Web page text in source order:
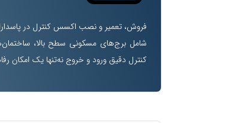
فروش، تعمیر و نصب اکسس کنترل در
شامل برج‌های مسکونی سطح بالا،
کنترل دقیق ورود و خروج نه‌تنها یک امکان